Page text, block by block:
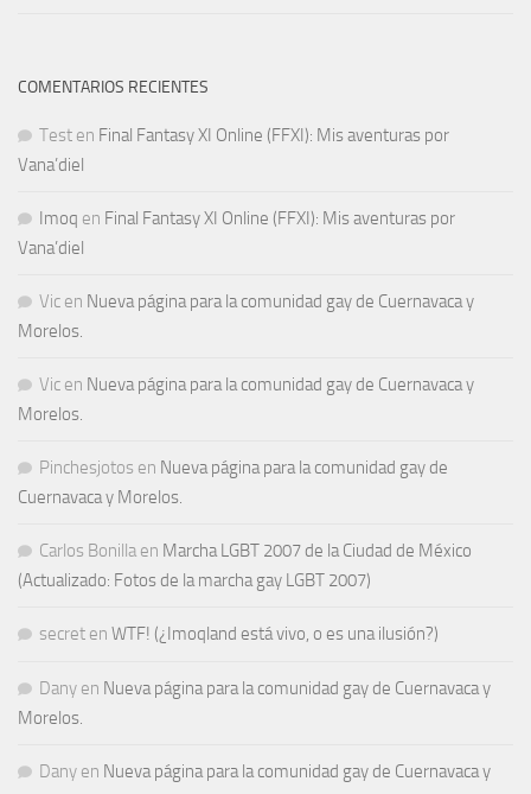
COMENTARIOS RECIENTES
Test en Final Fantasy XI Online (FFXI): Mis aventuras por
Vana’diel
Imoq en Final Fantasy XI Online (FFXI): Mis aventuras por
Vana’diel
Vic en Nueva página para la comunidad gay de Cuernavaca y
Morelos.
Vic en Nueva página para la comunidad gay de Cuernavaca y
Morelos.
Pinchesjotos en Nueva página para la comunidad gay de
Cuernavaca y Morelos.
Carlos Bonilla en Marcha LGBT 2007 de la Ciudad de México
(Actualizado: Fotos de la marcha gay LGBT 2007)
secret en WTF! (¿Imoqland está vivo, o es una ilusión?)
Dany en Nueva página para la comunidad gay de Cuernavaca y
Morelos.
Dany en Nueva página para la comunidad gay de Cuernavaca y